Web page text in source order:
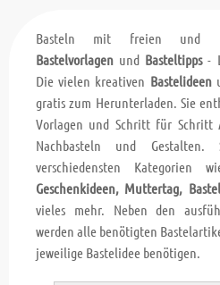
Basteln mit freien und
Bastelvorlagen und Basteltipps-
Die vielen kreativen Bastelideen
gratis zum Herunterladen. Sie
Vorlagen und Schritt für Schritt
Nachbasteln und
verschiedensten Kategorien
Geschenkideen, Muttertag,
vieles mehr. Neben den
werden alle benötigten
jeweilige Bastelidee benötigen.